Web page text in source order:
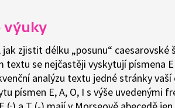
výuky
zjistit délku „posunu“
textu se nejčastěji vyskytují písmena
analýzu textu jedné stránky
písmen E, A, O, I s výše uvedenými